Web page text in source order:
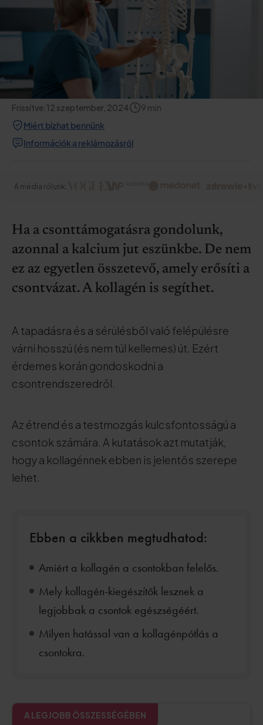
Frissítve:12 szeptember, 2024 9 min
Miért bízhat bennünk
Információk a reklámozásról
A média rólunk:
Ha a csonttámogatásra gondolunk,
azonnal a kalcium jut eszünkbe. De nem
ez az egyetlen összetevő, amely erősíti a
csontvázat. A kollagén is segíthet.
A tapadásra és a sérülésből való felépülésre
várni hosszú (és nem túl kellemes) út. Ezért
érdemes korán gondoskodni a
csontrendszeredről.
Az étrend és a testmozgás kulcsfontosságú a
csontok számára. A kutatások azt mutatják,
hogy a kollagénnek ebben is jelentős szerepe
lehet.
Ebben a cikkben megtudhatod:
Amiért a kollagén a csontokban felelős.
Mely kollagén-kiegészítők lesznek a
legjobbak a csontok egészségéért.
Milyen hatással van a kollagénpótlás a
csontokra.
A LEGJOBB ÖSSZESSÉGÉBEN